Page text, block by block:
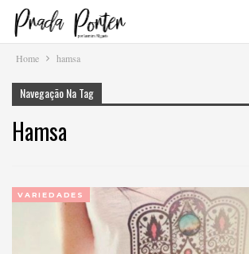
Home hamsa
Navegação Na Tag
Hamsa
VARIEDADES